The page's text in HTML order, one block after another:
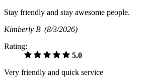
Stay friendly and stay awesome people.
Kimberly B (8/3/2026)
Rating:
5.0
Very friendly and quick service